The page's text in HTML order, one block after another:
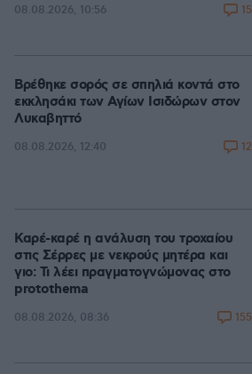
08.08.2026, 10:56 15
Βρέθηκε σορός σε σπηλιά κοντά στο
εκκλησάκι των Αγίων Ισιδώρων στον
Λυκαβηττό
08.08.2026, 12:40 12
Καρέ-καρέ η ανάλυση του τροχαίου
στις Σέρρες με νεκρούς μητέρα και
γιο: Τι λέει πραγματογνώμονας στο
protothema
08.08.2026, 08:36 155